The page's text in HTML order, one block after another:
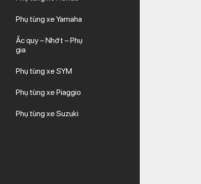
Phụ tùng xe Yamaha
Ắc quy – Nhớt – Phụ
gia
Phụ tùng xe SYM
Phụ tùng xe Piaggio
Phụ tùng xe Suzuki